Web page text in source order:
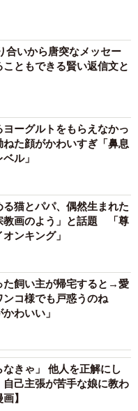
いるうちに、最も貴重
ちに浪費してしまって
いを待つことは、本
ャンブルなのです。偶
持って出会いを選ぶ』
は今の若者たちが潜在
しれません」とコメン
合いから唐突なメッセー
ともできる賢い返信文と
ーグルトをもらえなかっ
た顔がかわいすぎ「鼻息
ル」
猫とパパ、偶然生まれた
教画のよう」と話題 「尊
ンキング」
た飼い主が帰宅すると→愛
コ様でも戸惑うのね
わいい」
なきゃ」 他人を正解にし
己主張が苦手な娘に教わ
】